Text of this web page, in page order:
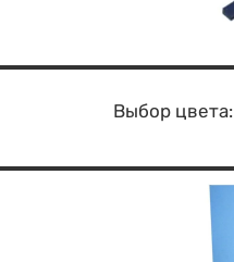
Выбор цвета: